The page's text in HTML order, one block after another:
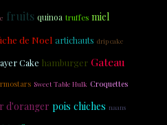
fruits quinoa truffes miel
de Noel artichauts drip cake
Cake hamburger Gateau
Sweet Table Hulk Croquettes
d'oranger pois chiches naans